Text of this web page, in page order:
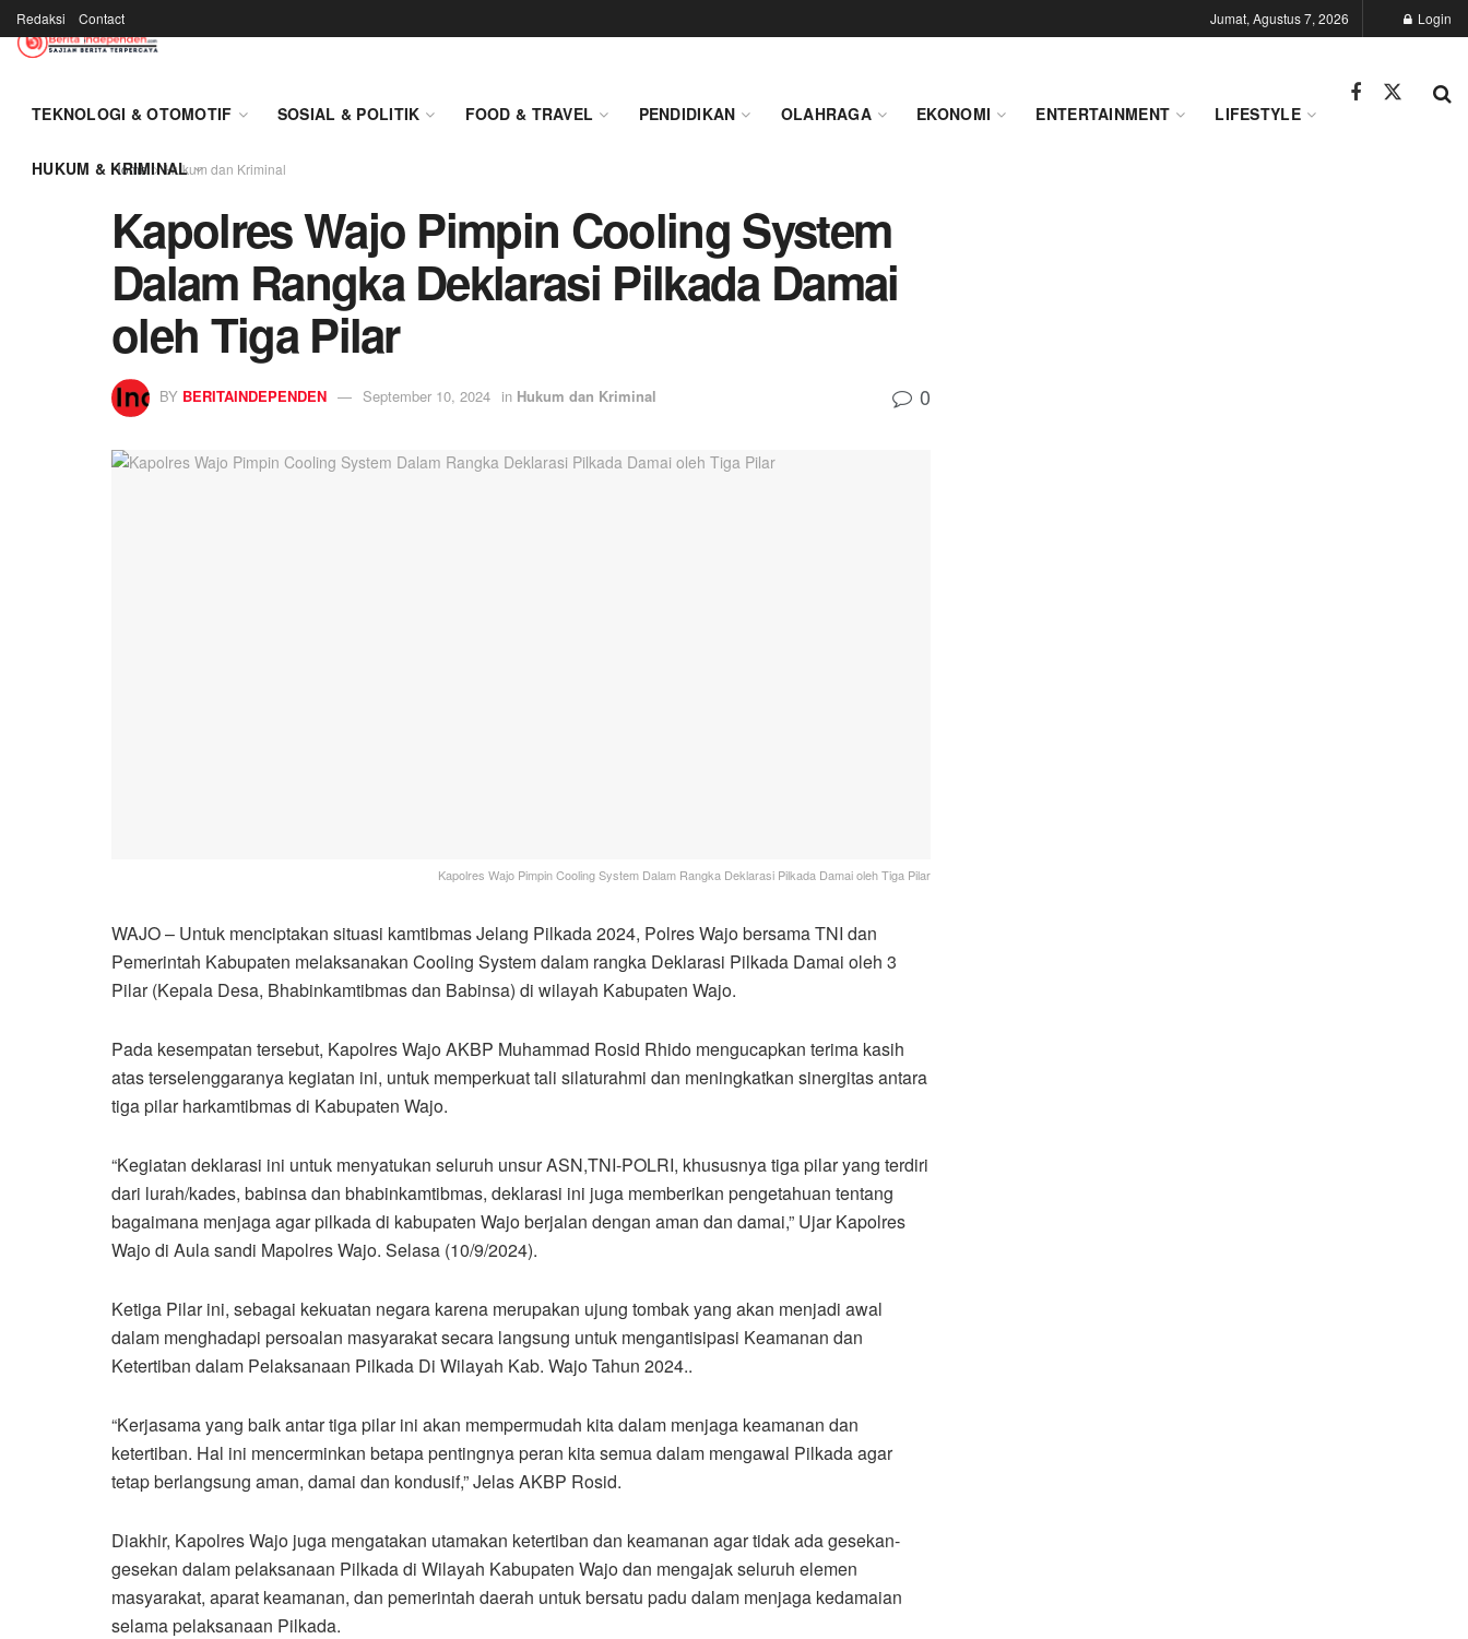
Redaksi Contact Jumat, Agustus 7, 2026 Login
TEKNOLOGI & OTOMOTIF SOSIAL & POLITIK FOOD & TRAVEL PENDIDIKAN OLAHRAGA EKONOMI ENTERTAINMENT LIFESTYLE
HUKUM & KRIMINAL
Home Hukum dan Kriminal
Kapolres Wajo Pimpin Cooling System
Dalam Rangka Deklarasi Pilkada Damai
oleh Tiga Pilar
BY BERITAINDEPENDEN September 10, 2024 in Hukum dan Kriminal 0
Kapolres Wajo Pimpin Cooling System Dalam Rangka Deklarasi Pilkada Damai oleh Tiga Pilar
WAJO – Untuk menciptakan situasi kamtibmas Jelang Pilkada 2024, Polres Wajo bersama TNI dan
Pemerintah Kabupaten melaksanakan Cooling System dalam rangka Deklarasi Pilkada Damai oleh 3
Pilar (Kepala Desa, Bhabinkamtibmas dan Babinsa) di wilayah Kabupaten Wajo.
Pada kesempatan tersebut, Kapolres Wajo AKBP Muhammad Rosid Rhido mengucapkan terima kasih
atas terselenggaranya kegiatan ini, untuk memperkuat tali silaturahmi dan meningkatkan sinergitas antara
tiga pilar harkamtibmas di Kabupaten Wajo.
“Kegiatan deklarasi ini untuk menyatukan seluruh unsur ASN,TNI-POLRI, khususnya tiga pilar yang terdiri
dari lurah/kades, babinsa dan bhabinkamtibmas, deklarasi ini juga memberikan pengetahuan tentang
bagaimana menjaga agar pilkada di kabupaten Wajo berjalan dengan aman dan damai,” Ujar Kapolres
Wajo di Aula sandi Mapolres Wajo. Selasa (10/9/2024).
Ketiga Pilar ini, sebagai kekuatan negara karena merupakan ujung tombak yang akan menjadi awal
dalam menghadapi persoalan masyarakat secara langsung untuk mengantisipasi Keamanan dan
Ketertiban dalam Pelaksanaan Pilkada Di Wilayah Kab. Wajo Tahun 2024..
“Kerjasama yang baik antar tiga pilar ini akan mempermudah kita dalam menjaga keamanan dan
ketertiban. Hal ini mencerminkan betapa pentingnya peran kita semua dalam mengawal Pilkada agar
tetap berlangsung aman, damai dan kondusif,” Jelas AKBP Rosid.
Diakhir, Kapolres Wajo juga mengatakan utamakan ketertiban dan keamanan agar tidak ada gesekan-
gesekan dalam pelaksanaan Pilkada di Wilayah Kabupaten Wajo dan mengajak seluruh elemen
masyarakat, aparat keamanan, dan pemerintah daerah untuk bersatu padu dalam menjaga kedamaian
selama pelaksanaan Pilkada.